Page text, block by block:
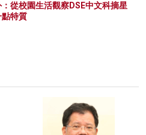
從校園生活觀察DSE中文科摘星
特質